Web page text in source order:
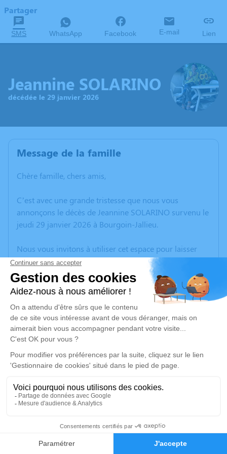
Faire-part Hommages
Partager
SMS WhatsApp Facebook E-mail Lien
Jeannine SOLARINO
décédée le 29 janvier 2026
Message de la famille
Chère famille, chers amis,
C’est avec une grande tristesse que nous vous
annonçons le décès de Jeannine SOLARINO survenu le
jeudi 29 janvier 2026 à Bourgoin-Jallieu.
Nous vous invitons à utiliser cet espace pour laisser
vos condoléances, partager des photos souvenirs, une
anecdote ou exprimer vos pensées à travers des
poèmes ou des textes. Cet endroit est un lieu
d'expression dédié à honorer la mémoire de Jeannine
SOLARINO.
Un service de plantation d’arbre hommage est
disponible ici.
Je rends hommage
Cérémonie
Eglise Notre Dame de la Rivoire 89 Rue de la
Rivoire